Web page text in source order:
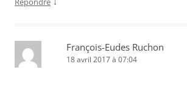
François-Eudes Ruchon
18 avril 2017 à 07:04